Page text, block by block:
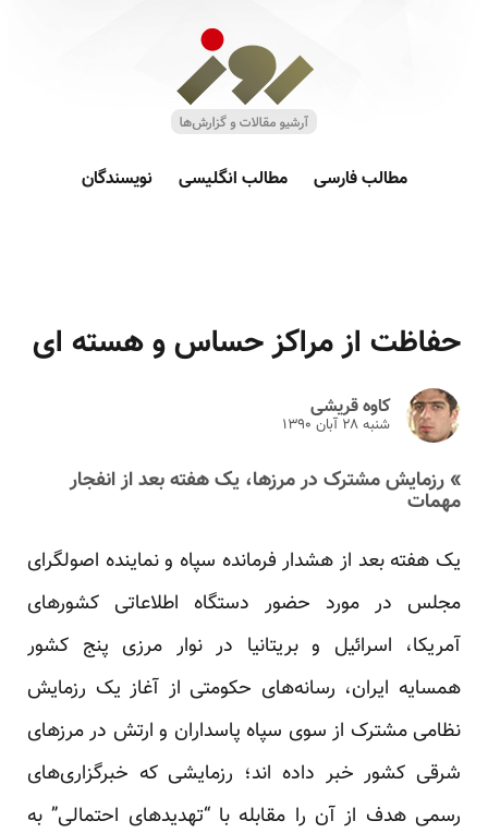
مطالب فارسی مطالب انگلیسی نویسندگان
حفاظت از مراکز حساس و هسته ‌ای
کاوه قریشی
شنبه ۲۸ آبان ۱۳۹۰
» رزمایش مشترک در مرز‌ها، یک هفته بعد از انفجار
مهمات
یک هفته بعد از هشدار فرمانده سپاه و نماینده اصولگرای
مجلس در مورد حضور دستگاه اطلاعاتی کشورهای
آمریکا، اسرائیل و بریتانیا در نوار مرزی پنج کشور
همسایه ایران، رسانه‌های حکومتی از آغاز یک رزمایش
نظامی مشترک از سوی سپاه پاسداران و ارتش در مرزهای
شرقی کشور خبر داده اند؛ رزمایشی که خبرگزاری‌های
رسمی هدف از آن را مقابله با “تهدید‌های احتمالی” به